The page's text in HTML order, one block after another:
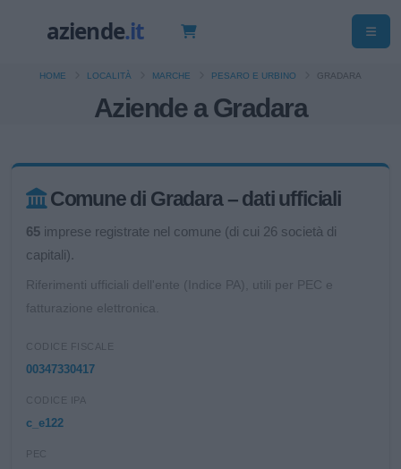
Aziende a Gradara
HOME LOCALITÀ MARCHE PESARO E URBINO GRADARA
Comune di Gradara – dati ufficiali
65 imprese registrate nel comune (di cui 26 società di
capitali).
Riferimenti ufficiali dell'ente (Indice PA), utili per PEC e
fatturazione elettronica.
CODICE FISCALE
00347330417
CODICE IPA
c_e122
PEC